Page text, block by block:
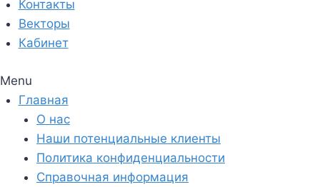
Контакты
Векторы
Кабинет
Menu
Главная
О нас
Наши потенциальные клиенты
Политика конфиденциальности
Справочная информация